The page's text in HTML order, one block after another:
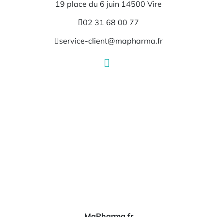
19 place du 6 juin 14500 Vire
02 31 68 00 77
service-client@mapharma.fr